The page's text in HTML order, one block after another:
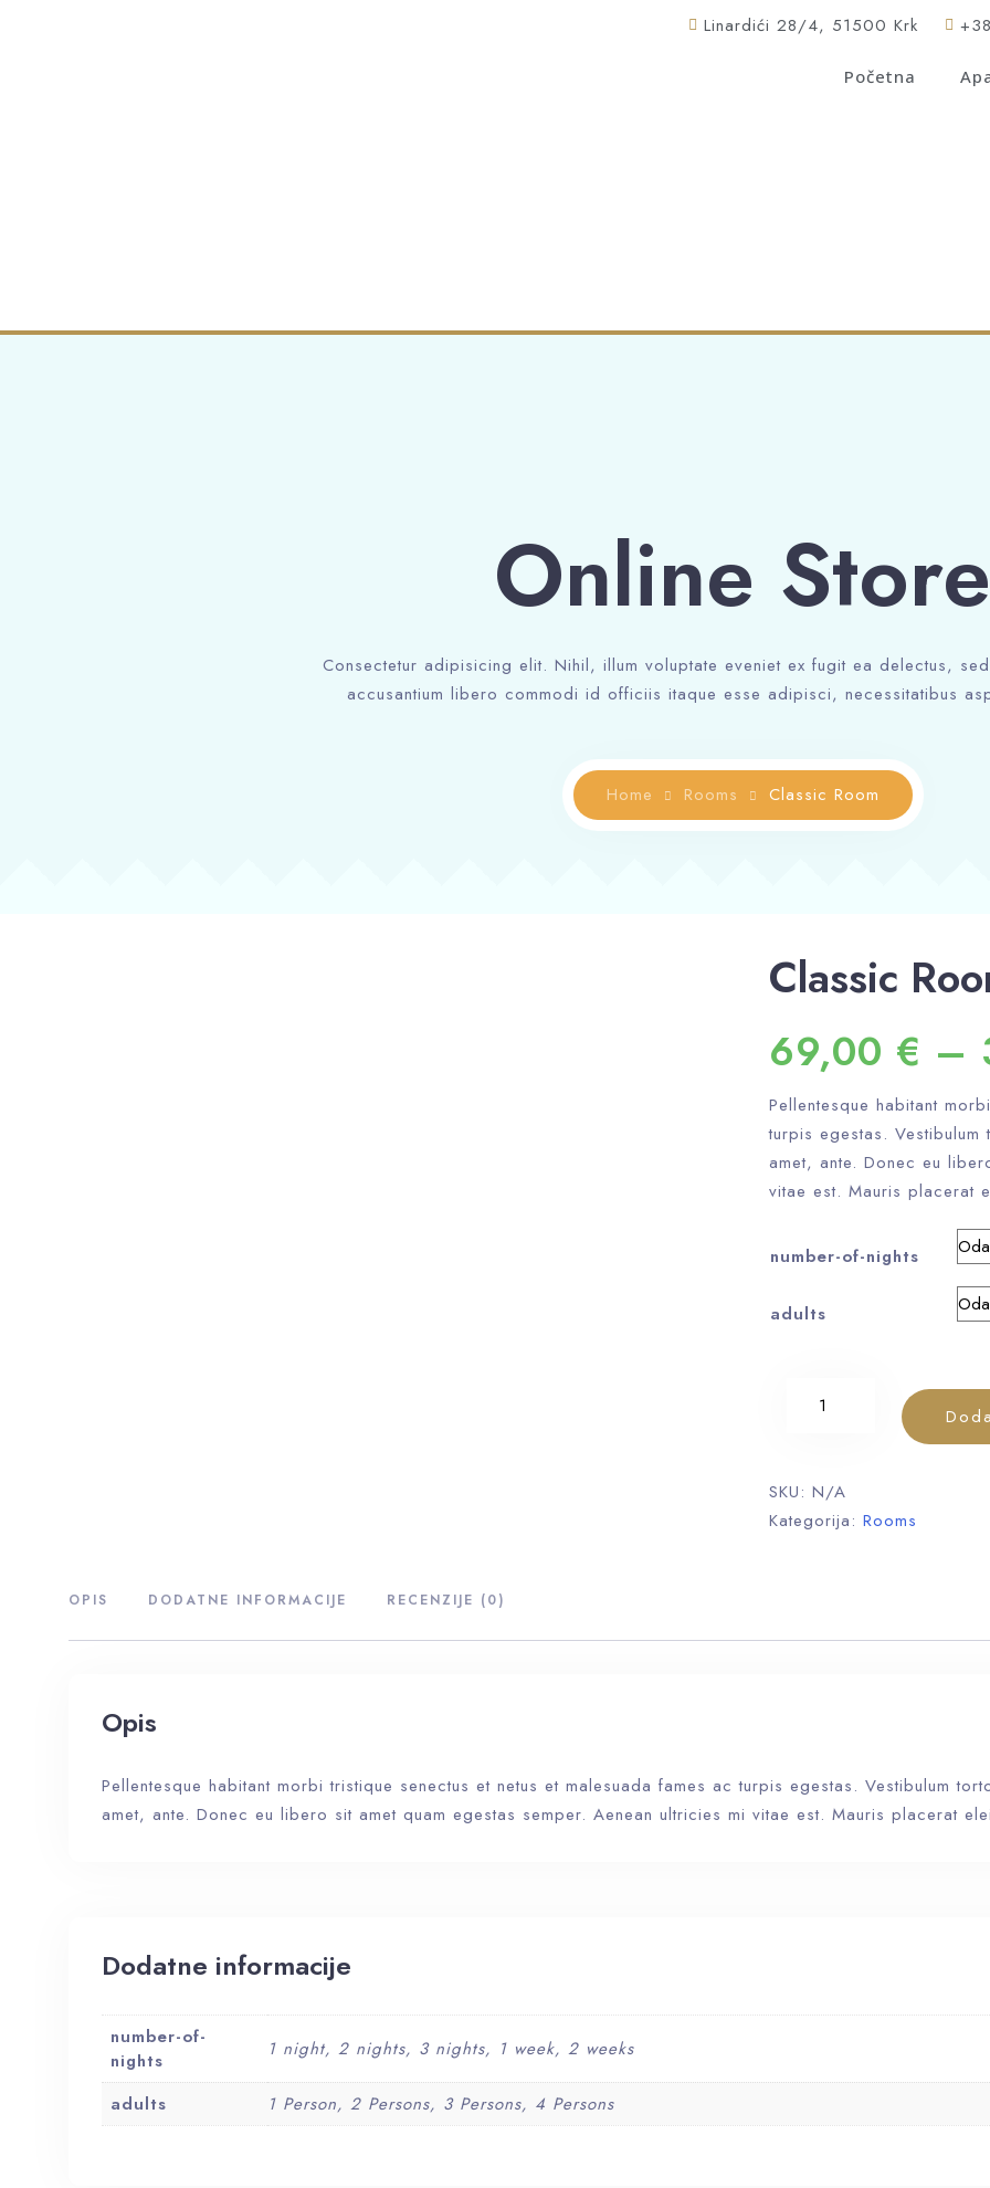
Linardići 28/4, 51500 Krk
Početna
Online Store
Consectetur adipisicing elit. Nihil, illum voluptate eveniet ex fugit ea delectus,
accusantium libero commodi id officiis itaque esse adipisci, necessitatibus
Home Rooms Classic Room
Classic
69,00 € –
Pellentesque habitant
turpis egestas.
amet, ante. Donec eu
vitae est. Mauris placerat
number-of-nights
adults
SKU:N/A
Kategorija:Rooms
OPIS DODATNE INFORMACIJE RECENZIJE (0)
Opis
Pellentesque habitant morbi tristique senectus et netus et malesuada fames ac turpis egestas. Vestibulum
amet, ante. Donec eu libero sit amet quam egestas semper. Aenean ultricies mi vitae est. Mauris placerat
Dodatne informacije
number-of-
nights
1 night, 2 nights, 3 nights, 1 week, 2 weeks
adults 1 Person, 2 Persons, 3 Persons, 4 Persons